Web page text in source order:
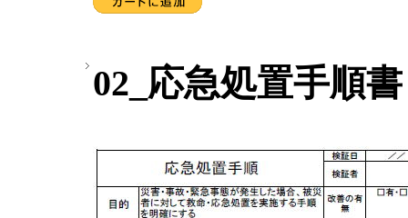
02_応急処置手順書